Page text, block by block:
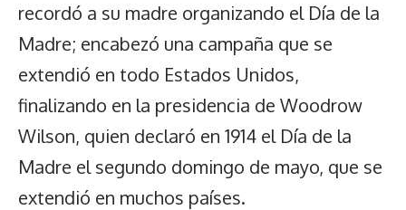
recordó a su madre organizando el Día de la
Madre; encabezó una campaña que se
extendió en todo Estados Unidos,
finalizando en la presidencia de Woodrow
Wilson, quien declaró en 1914 el Día de la
Madre el segundo domingo de mayo, que se
extendió en muchos países.